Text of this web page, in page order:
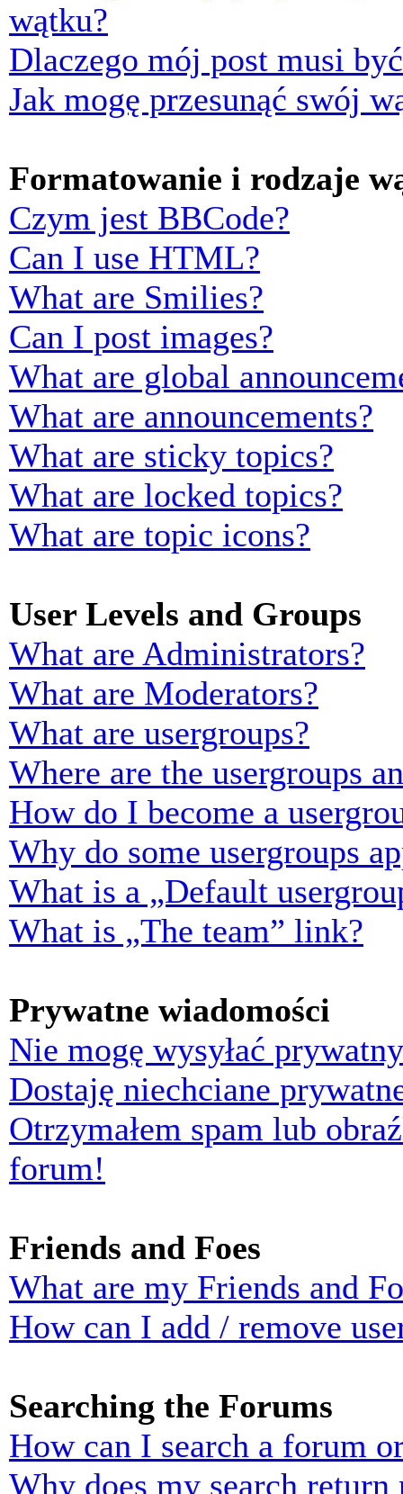
wątku?
Dlaczego mój post musi
Jak mogę przesunąć swój
Formatowanie i rodzaje
Czym jest BBCode?
Can I use HTML?
What are Smilies?
Can I post images?
What are global
What are announcements?
What are sticky topics?
What are locked topics?
What are topic icons?
User Levels and Groups
What are Administrators?
What are Moderators?
What are usergroups?
Where are the usergroups
How do I become a
Why do some usergroups
What is a „Default
What is „The team” link?
Prywatne wiadomości
Nie mogę wysyłać
Dostaję niechciane
Otrzymałem spam lub
forum!
Friends and Foes
What are my Friends and
How can I add / remove
Searching the Forums
How can I search a forum
Why does my search return